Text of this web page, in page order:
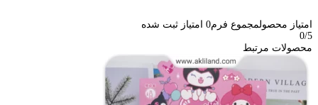
امتیاز محصولمجموع فرم0 امتیاز ثبت شده
0/5
محصولات مرتبط